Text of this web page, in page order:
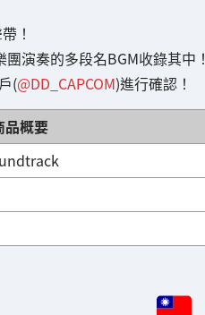
！
演奏的多段名BGM收錄其中！
(@DD_CAPCOM)進行確認！
品概要